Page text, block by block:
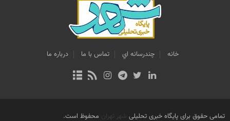
خانه چندرسانه اي تماس با ما درباره ما
تمامی حقوق برای پایگاه خبری تحلیلی شهر تهران محفوظ است.